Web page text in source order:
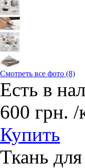
Смотреть все фото (8)
Есть в
600 грн. /
Купить
Ткань